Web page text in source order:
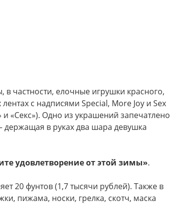
частности, елочные игрушки красного,
с надписями Special, More Joy и Sex
«Секс»). Одно из украшений запечатлено
в руках два шара девушка
удовлетворение от этой зимы».
20 фунтов (1,7 тысячи рублей). Также в
пижама, носки, грелка, скотч, маска